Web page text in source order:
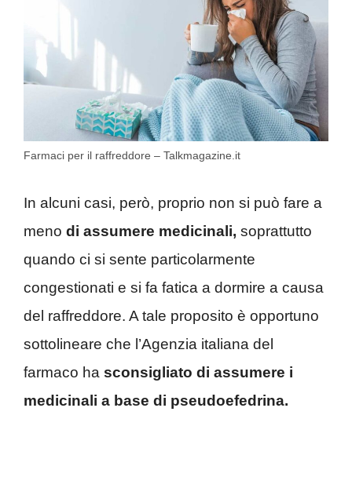
Farmaci per il raffreddore – Talkmagazine.it
In alcuni casi, però, proprio non si può fare a
meno di assumere medicinali, soprattutto
quando ci si sente particolarmente
congestionati e si fa fatica a dormire a causa
del raffreddore. A tale proposito è opportuno
sottolineare che l’Agenzia italiana del
farmaco ha sconsigliato di assumere i
medicinali a base di pseudoefedrina.